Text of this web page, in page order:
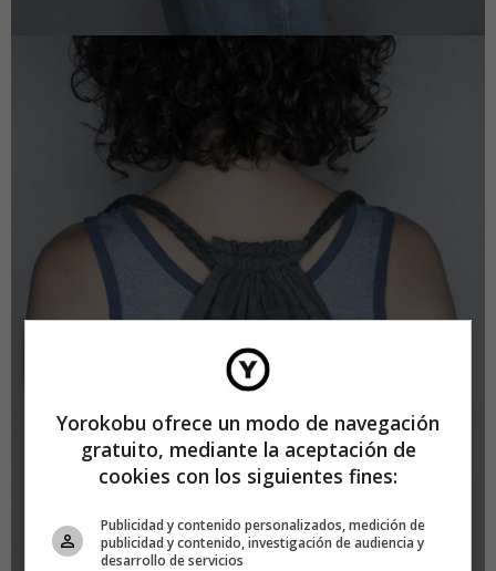
Yorokobu ofrece un modo de navegación
gratuito, mediante la aceptación de
cookies con los siguientes fines:
Publicidad y contenido personalizados, medición de
publicidad y contenido, investigación de audiencia y
desarrollo de servicios